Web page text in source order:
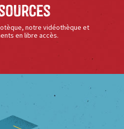
notre vidéothèque et
en libre accès.